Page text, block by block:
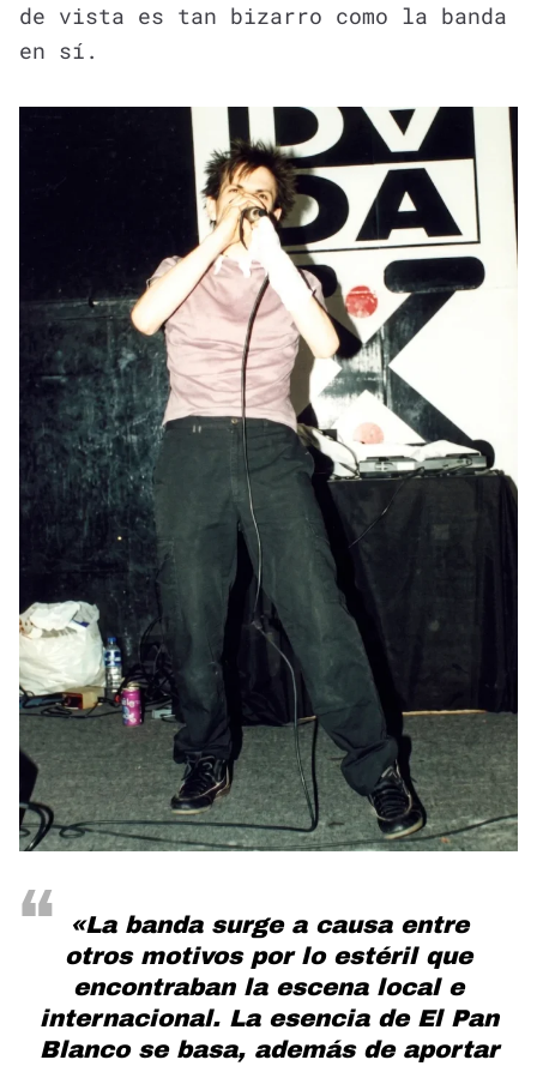
de vista es tan bizarro como la banda
en sí.
«La banda surge a causa entre
otros motivos por lo estéril que
encontraban la escena local e
internacional. La esencia de El Pan
Blanco se basa, además de aportar